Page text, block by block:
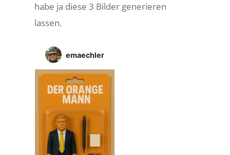
habe ja diese 3 Bilder generieren
lassen.